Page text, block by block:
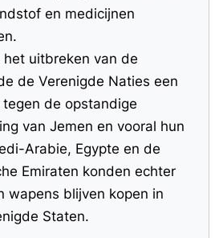
en medicijnen
het uitbreken van de
de Verenigde Naties een
de opstandige
van Jemen en vooral hun
Arabie, Egypte en de
Emiraten konden echter
wapens blijven kopen in
Staten.